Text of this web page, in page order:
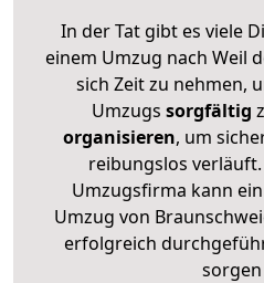
In der Tat gibt es viele
einem Umzug nach Weil
sich Zeit zu nehmen,
Umzugs sorgfältig
organisieren, um
reibungslos
Umzugsfirma kann
Umzug von
erfolgreich
sorgen